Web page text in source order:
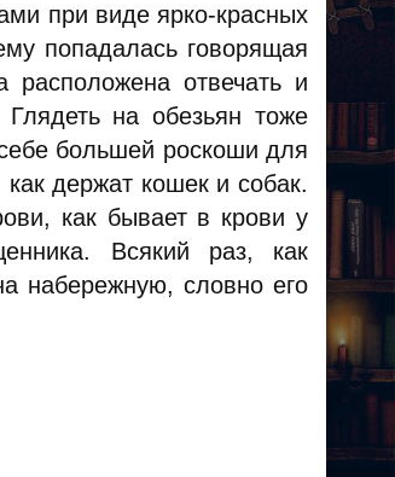
при виде ярко-красных
попадалась говорящая
отвечать и
на обезьян тоже
большей роскоши для
держат кошек и собак.
как бывает в крови у
Всякий раз, как
набережную, словно его